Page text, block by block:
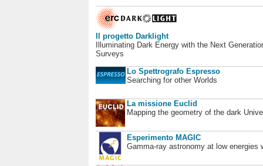
Il progetto Darklight
Illuminating Dark Energy with the Next
Surveys
Lo Spettrografo Espresso
Searching for other Worlds
La missione Euclid
Mapping the geometry of the dark
Esperimento MAGIC
Gamma-ray astronomy at low energies